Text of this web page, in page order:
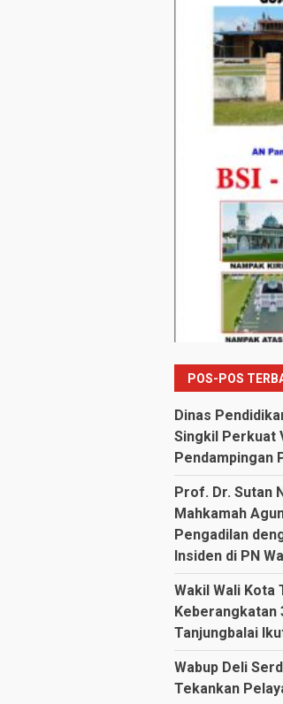
POS-POS
Dinas
Singkil Perkuat
Pendampingan
Prof. Dr. Sutan
Mahkamah
Pengadilan
Insiden di PN
Wakil Wali Kota
Keberangkatan
Tanjungbalai
Wabup Deli
Tekankan